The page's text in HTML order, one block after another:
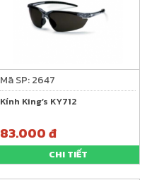
Mã SP: 2647
Kính King’s KY712
83.000 đ
CHI TIẾT